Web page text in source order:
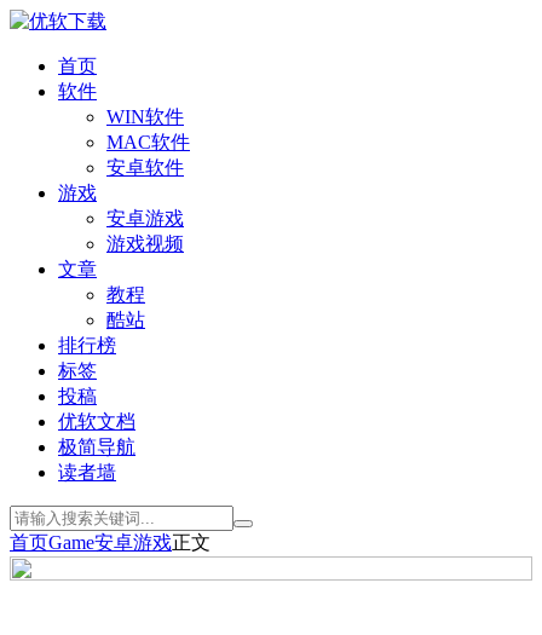
首页
软件
WIN软件
MAC软件
安卓软件
游戏
安卓游戏
游戏视频
文章
教程
酷站
排行榜
标签
投稿
优软文档
极简导航
读者墙
首页Game安卓游戏正文